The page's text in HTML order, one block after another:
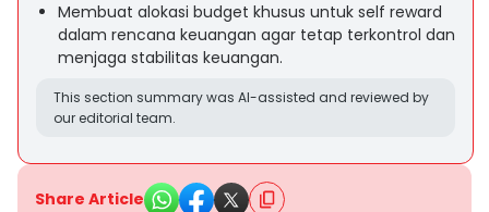
Membuat alokasi budget khusus untuk self reward
dalam rencana keuangan agar tetap terkontrol dan
menjaga stabilitas keuangan.
This section summary was AI-assisted and reviewed by
our editorial team.
Share Article